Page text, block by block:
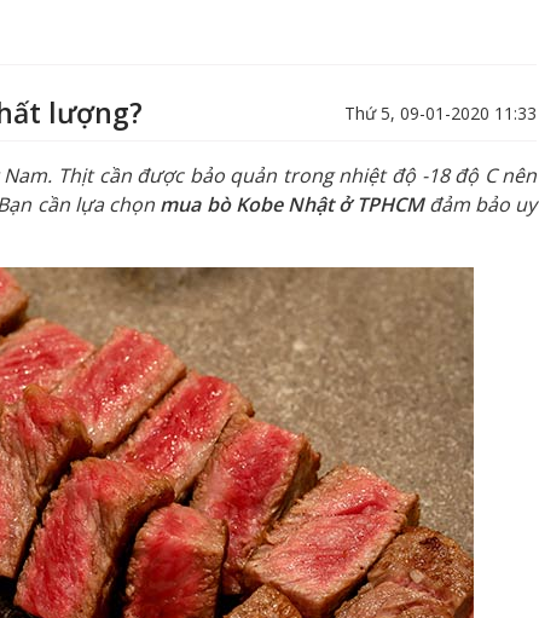
lượng? Thứ 5, 09-01-2020 11:33
Thịt cần được bảo quản trong nhiệt độ -18 độ C nên
cần lựa chọn mua bò Kobe Nhật ở TPHCMđảm bảo uy